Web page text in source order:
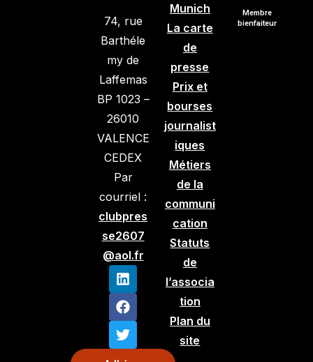
74, rue
Barthéle
my de
Laffemas
BP 1023 –
26010
VALENCE
CEDEX
Par
courriel :
clubpres
se2607
@aol.fr
Munich
La carte
de
presse
Prix et
bourses
journalist
iques
Métiers
de la
communi
cation
Statuts
de
l’associa
tion
Plan du
site
Membre
bienfaiteur